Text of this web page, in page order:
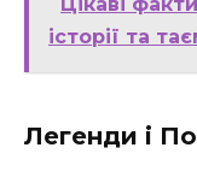
Цікаві
історії та
Легенди і